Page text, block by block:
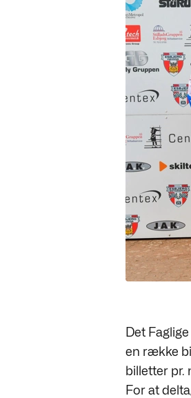
Det
en række
billetter pr.
For at